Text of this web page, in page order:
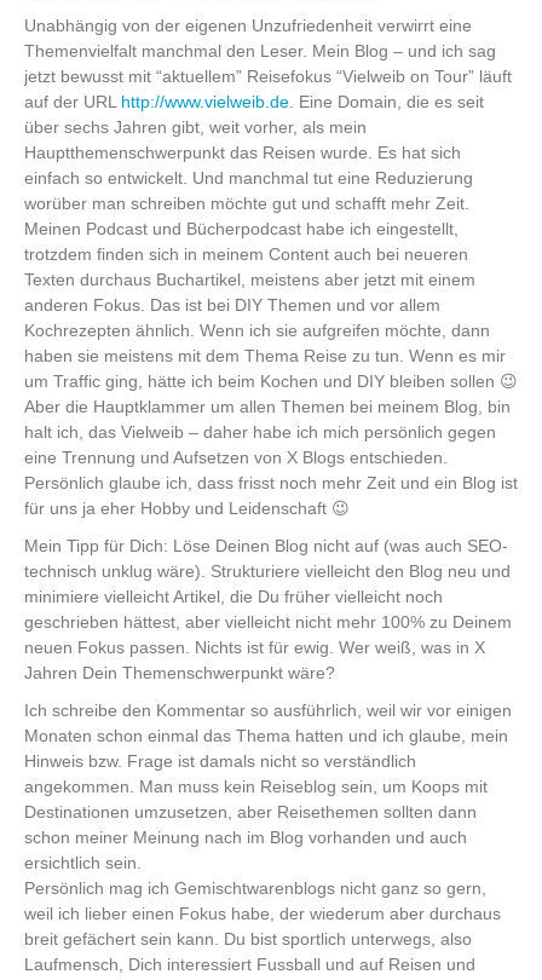
Unabhängig von der eigenen Unzufriedenheit verwirrt eine
Themenvielfalt manchmal den Leser. Mein Blog – und ich sag
jetzt bewusst mit “aktuellem” Reisefokus “Vielweib on Tour” läuft
auf der URL http://www.vielweib.de . Eine Domain, die es seit
über sechs Jahren gibt, weit vorher, als mein
Hauptthemenschwerpunkt das Reisen wurde. Es hat sich
einfach so entwickelt. Und manchmal tut eine Reduzierung
worüber man schreiben möchte gut und schafft mehr Zeit.
Meinen Podcast und Bücherpodcast habe ich eingestellt,
trotzdem finden sich in meinem Content auch bei neueren
Texten durchaus Buchartikel, meistens aber jetzt mit einem
anderen Fokus. Das ist bei DIY Themen und vor allem
Kochrezepten ähnlich. Wenn ich sie aufgreifen möchte, dann
haben sie meistens mit dem Thema Reise zu tun. Wenn es mir
um Traffic ging, hätte ich beim Kochen und DIY bleiben sollen 😉
Aber die Hauptklammer um allen Themen bei meinem Blog, bin
halt ich, das Vielweib – daher habe ich mich persönlich gegen
eine Trennung und Aufsetzen von X Blogs entschieden.
Persönlich glaube ich, dass frisst noch mehr Zeit und ein Blog ist
für uns ja eher Hobby und Leidenschaft 😉
Mein Tipp für Dich: Löse Deinen Blog nicht auf (was auch SEO-
technisch unklug wäre). Strukturiere vielleicht den Blog neu und
minimiere vielleicht Artikel, die Du früher vielleicht noch
geschrieben hättest, aber vielleicht nicht mehr 100% zu Deinem
neuen Fokus passen. Nichts ist für ewig. Wer weiß, was in X
Jahren Dein Themenschwerpunkt wäre?
Ich schreibe den Kommentar so ausführlich, weil wir vor einigen
Monaten schon einmal das Thema hatten und ich glaube, mein
Hinweis bzw. Frage ist damals nicht so verständlich
angekommen. Man muss kein Reiseblog sein, um Koops mit
Destinationen umzusetzen, aber Reisethemen sollten dann
schon meiner Meinung nach im Blog vorhanden und auch
ersichtlich sein.
Persönlich mag ich Gemischtwarenblogs nicht ganz so gern,
weil ich lieber einen Fokus habe, der wiederum aber durchaus
breit gefächert sein kann. Du bist sportlich unterwegs, also
Laufmensch, Dich interessiert Fussball und auf Reisen und